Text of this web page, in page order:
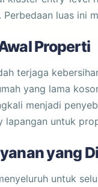
Perbedaan luas ini
Properti
terjaga
yang lama
menjadi
lapangan untuk
yang
untuk